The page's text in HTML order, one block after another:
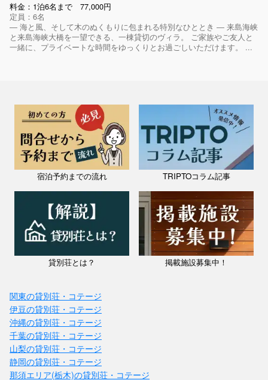
料金：1泊6名まで 77,000円
定員：6名
― 海と風、そして木のぬくもりに包まれる特別なひととき ― 来島海峡
と来島海峡大橋を一望できる、一棟貸切のヴィラ。 ご家族やご友人と
一緒に、プライベートな時間をゆっくりとお過ごしいただけます。 ...
宿泊予約までの流れ TRIPTOコラム記事
貸別荘とは？ 掲載施設募集中！
関東の貸別荘・コテージ
伊豆の貸別荘・コテージ
沖縄の貸別荘・コテージ
千葉の貸別荘・コテージ
山梨の貸別荘・コテージ
静岡の貸別荘・コテージ
那須エリア(栃木)の貸別荘・コテージ